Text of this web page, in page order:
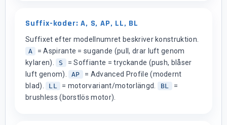
Suffix-koder: A, S, AP, LL, BL
Suffixet efter modellnumret beskriver konstruktion.
A
= Aspirante = sugande (pull, drar luft genom
kylaren).
S
= Soffiante = tryckande (push, blåser
luft genom).
AP
= Advanced Profile (modernt
blad).
LL = motorvariant/motorlängd. BL
=
brushless (borstlös motor).